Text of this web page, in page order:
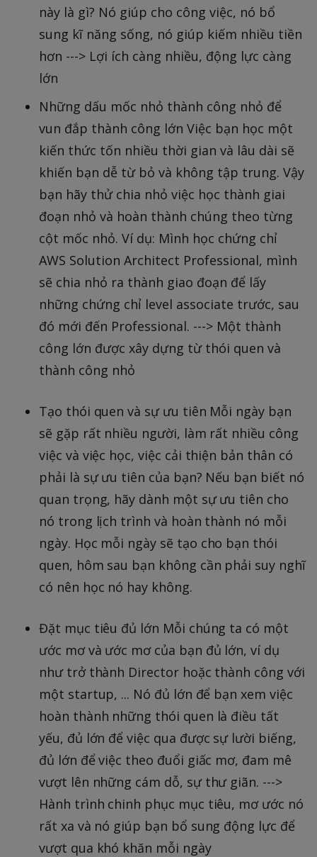
này là gì? Nó giúp cho công việc, nó bổ
sung kĩ năng sống, nó giúp kiếm nhiều tiền
hơn ---> Lợi ích càng nhiều, động lực càng
lớn
Những dấu mốc nhỏ thành công nhỏ để
vun đắp thành công lớn Việc bạn học một
kiến thức tốn nhiều thời gian và lâu dài sẽ
khiến bạn dễ từ bỏ và không tập trung. Vậy
bạn hãy thử chia nhỏ việc học thành giai
đoạn nhỏ và hoàn thành chúng theo từng
cột mốc nhỏ. Ví dụ: Mình học chứng chỉ
AWS Solution Architect Professional, mình
sẽ chia nhỏ ra thành giao đoạn để lấy
những chứng chỉ level associate trước, sau
đó mới đến Professional. ---> Một thành
công lớn được xây dựng từ thói quen và
thành công nhỏ
Tạo thói quen và sự ưu tiên Mỗi ngày bạn
sẽ gặp rất nhiều người, làm rất nhiều công
việc và việc học, việc cải thiện bản thân có
phải là sự ưu tiên của bạn? Nếu bạn biết nó
quan trọng, hãy dành một sự ưu tiên cho
nó trong lịch trình và hoàn thành nó mỗi
ngày. Học mỗi ngày sẽ tạo cho bạn thói
quen, hôm sau bạn không cần phải suy nghĩ
có nên học nó hay không.
Đặt mục tiêu đủ lớn Mỗi chúng ta có một
ước mơ và ước mơ của bạn đủ lớn, ví dụ
như trở thành Director hoặc thành công với
một startup, ... Nó đủ lớn để bạn xem việc
hoàn thành những thói quen là điều tất
yếu, đủ lớn để việc qua được sự lười biếng,
đủ lớn để việc theo đuổi giấc mơ, đam mê
vượt lên những cám dỗ, sự thư giãn. --->
Hành trình chinh phục mục tiêu, mơ ước nó
rất xa và nó giúp bạn bổ sung động lực để
vượt qua khó khăn mỗi ngày